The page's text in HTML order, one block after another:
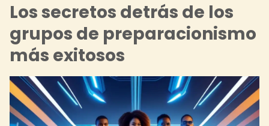
Los secretos detrás de los
grupos de preparacionismo
más exitosos